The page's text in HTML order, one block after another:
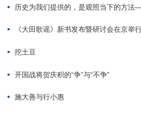
历史为我们提供的，是观照当下的方法——历
《大田歌谣》新书发布暨研讨会在京举
挖土豆
开国战将贺庆积的“争”与“不争”
施大善与行小惠